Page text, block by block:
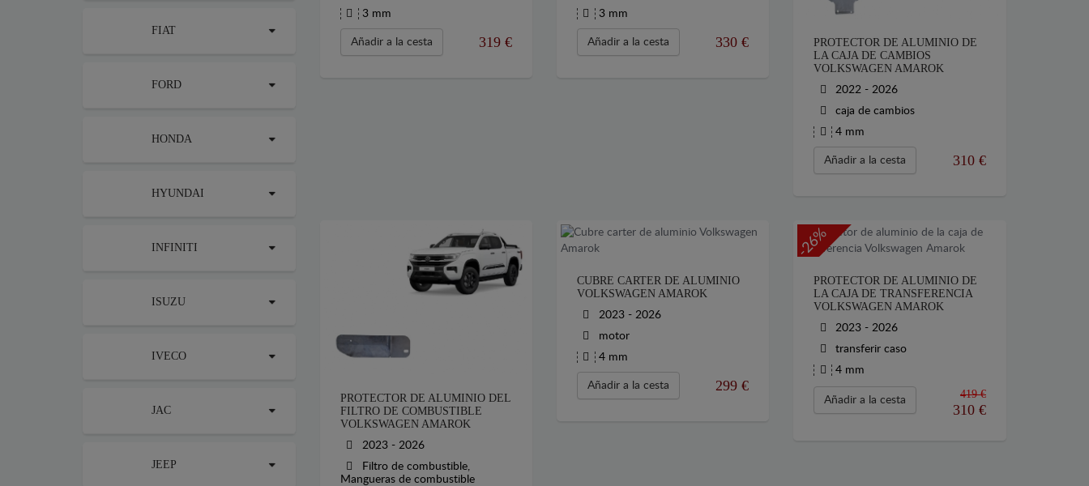
FIAT
FORD
HONDA
HYUNDAI
INFINITI
ISUZU
IVECO
JAC
JEEP
3 mm
Añadir a la cesta 319€
3 mm
Añadir a la cesta 330 €
PROTECTOR DE ALUMINIO DE
LA CAJA DE CAMBIOS
VOLKSWAGEN AMAROK
2022 - 2026
caja de cambios
4 mm
Añadir a la cesta 310€
PROTECTOR DE ALUMINIO DEL
FILTRO DE COMBUSTIBLE
VOLKSWAGEN AMAROK
2023 - 2026
Filtro de combustible,
Mangueras de combustible
CUBRE CARTER DE ALUMINIO
VOLKSWAGEN AMAROK
2023 - 2026
motor
4 mm
Añadir a la cesta 299 €
-26%
PROTECTOR DE ALUMINIO DE
LA CAJA DE TRANSFERENCIA
VOLKSWAGEN AMAROK
2023 - 2026
transferir caso
4 mm
Añadir a la cesta 419 €
310€